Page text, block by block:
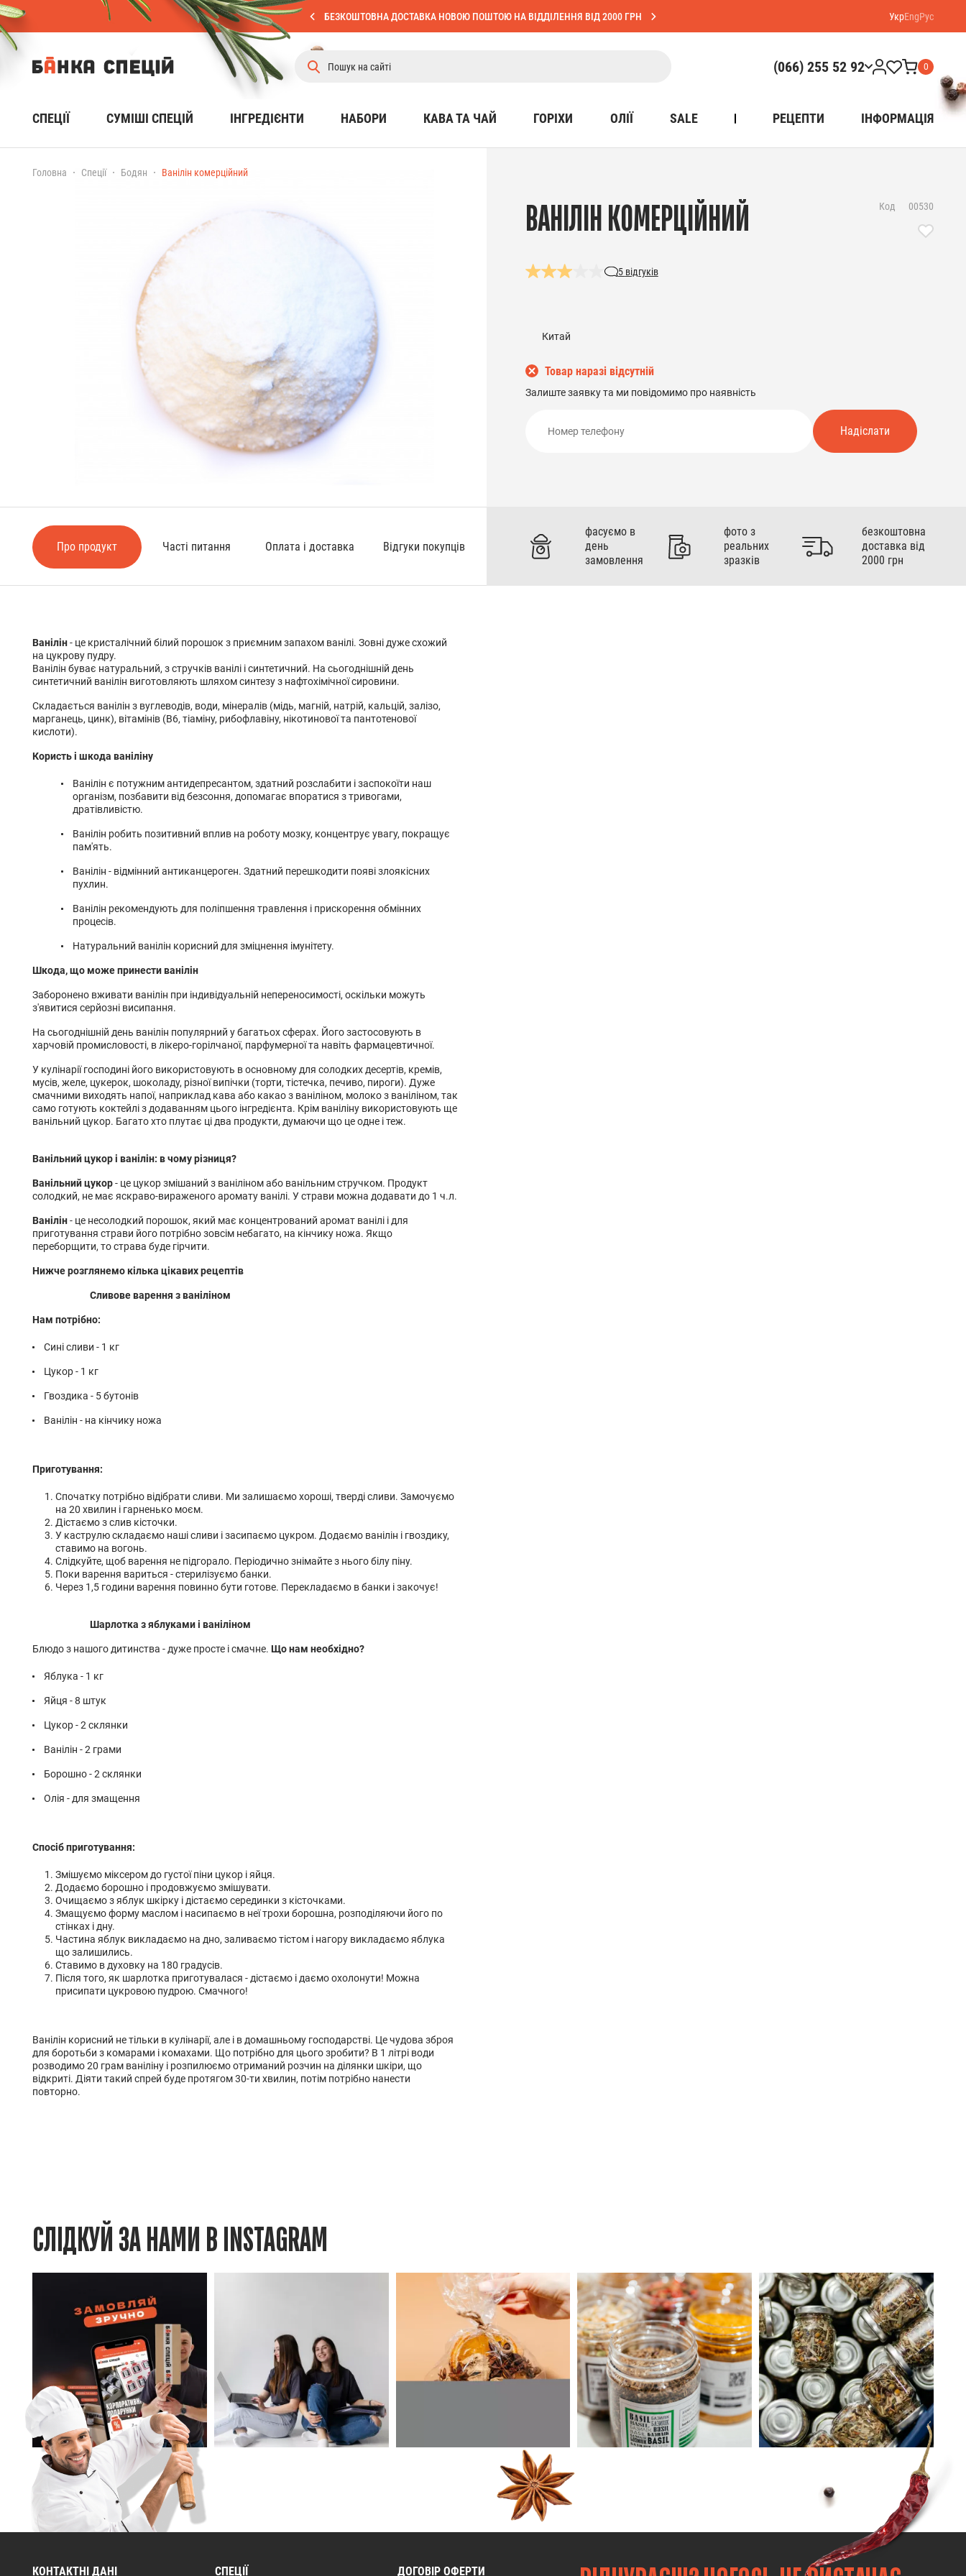
БЕЗКОШТОВНА ДОСТАВКА НОВОЮ ПОШТОЮ НА ВІДДІЛЕННЯ ВІД 2000 ГРН УкрEngРус
(066) 255 52 92 0
СПЕЦІЇ CУМІШІ СПЕЦІЙ ІНГРЕДІЄНТИ НАБОРИ КАВА ТА ЧАЙ ГОРІХИ ОЛІЇ SALE РЕЦЕПТИ ІНФОРМАЦІЯ
Головна Спеції Бодян Ванілін комерційний
ВАНІЛІН КОМЕРЦІЙНИЙ
5 відгуків
Код 00530
Китай
Товар наразі відсутній
Залиште заявку та ми повідомимо про наявність
Надіслати
Про продукт Часті питання Оплата і доставка Відгуки покупців
фасуємо в
день
замовлення
фото з
реальних
зразків
безкоштовна
доставка від
2000 грн
Ванілін- це кристалічний білий порошок з приємним запахом ванілі. Зовні дуже схожий
на цукрову пудру.
Ванілін буває натуральний, з стручків ванілі і синтетичний. На сьогоднішній день
синтетичний ванілін виготовляють шляхом синтезу з нафтохімічної сировини.
Складається ванілін з вуглеводів, води, мінералів (мідь, магній, натрій, кальцій, залізо,
марганець, цинк), вітамінів (В6, тіаміну, рибофлавіну, нікотинової та пантотенової
кислоти).
Користь і шкода ваніліну
Ванілін є потужним антидепресантом, здатний розслабити і заспокоїти наш
організм, позбавити від безсоння, допомагає впоратися з тривогами,
дратівливістю.
Ванілін робить позитивний вплив на роботу мозку, концентрує увагу, покращує
пам'ять.
Ванілін - відмінний антиканцероген. Здатний перешкодити появі злоякісних
пухлин.
Ванілін рекомендують для поліпшення травлення і прискорення обмінних
процесів.
Натуральний ванілін корисний для зміцнення імунітету.
Шкода, що може принести ванілін
Заборонено вживати ванілін при індивідуальній непереносимості, оскільки можуть
з'явитися серйозні висипання.
На сьогоднішній день ванілін популярний у багатьох сферах. Його застосовують в
харчовій промисловості, в лікеро-горілчаної, парфумерної та навіть фармацевтичної.
У кулінарії господині його використовують в основному для солодких десертів, кремів,
мусів, желе, цукерок, шоколаду, різної випічки (торти, тістечка, печиво, пироги). Дуже
смачними виходять напої, наприклад кава або какао з ваніліном, молоко з ваніліном, так
само готують коктейлі з додаванням цього інгредієнта. Крім ваніліну використовують ще
ванільний цукор. Багато хто плутає ці два продукти, думаючи що це одне і теж.
Ванільний цукор і ванілін: в чому різниця?
Ванільний цукор- це цукор змішаний з ваніліном або ванільним стручком. Продукт
солодкий, не має яскраво-вираженого аромату ванілі. У страви можна додавати до 1 ч.л.
Ванілін- це несолодкий порошок, який має концентрований аромат ванілі і для
приготування страви його потрібно зовсім небагато, на кінчику ножа. Якщо
переборщити, то страва буде гірчити.
Нижче розглянемо кілька цікавих рецептів
Сливове варення з ваніліном
Нам потрібно:
Сині сливи - 1 кг
Цукор - 1 кг
Гвоздика - 5 бутонів
Ванілін - на кінчику ножа
Приготування:
Спочатку потрібно відібрати сливи. Ми залишаємо хороші, тверді сливи. Замочуємо
на 20 хвилин і гарненько моєм.
Дістаємо з слив кісточки.
У каструлю складаємо наші сливи і засипаємо цукром. Додаємо ванілін і гвоздику,
ставимо на вогонь.
Слідкуйте, щоб варення не підгорало. Періодично знімайте з нього білу піну.
Поки варення вариться - стерилізуємо банки.
Через 1,5 години варення повинно бути готове. Перекладаємо в банки і закочує!
Шарлотка з яблуками і ваніліном
Блюдо з нашого дитинства - дуже просте і смачне. Що нам необхідно?
Яблука - 1 кг
Яйця - 8 штук
Цукор - 2 склянки
Ванілін - 2 грами
Борошно - 2 склянки
Олія - ​​для змащення
Спосіб приготування:
Змішуємо міксером до густої піни цукор і яйця.
Додаємо борошно і продовжуємо змішувати.
Очищаємо з яблук шкірку і дістаємо серединки з кісточками.
Змащуємо форму маслом і насипаємо в неї трохи борошна, розподіляючи його по
стінках і дну.
Частина яблук викладаємо на дно, заливаємо тістом і нагору викладаємо яблука
що залишились.
Ставимо в духовку на 180 градусів.
Після того, як шарлотка приготувалася - дістаємо і даємо охолонути! Можна
присипати цукровою пудрою. Смачного!
Ванілін корисний не тільки в кулінарії, але і в домашньому господарстві. Це чудова зброя
для боротьби з комарами і комахами. Що потрібно для цього зробити? В 1 літрі води
розводимо 20 грам ваніліну і розпилюємо отриманий розчин на ділянки шкіри, що
відкриті. Діяти такий спрей буде протягом 30-ти хвилин, потім потрібно нанести
повторно.
СЛІДКУЙ ЗА НАМИ В INSTAGRAM
КОНТАКТНІ ДАНІ СПЕЦІЇ ДОГОВІР ОФЕРТИ